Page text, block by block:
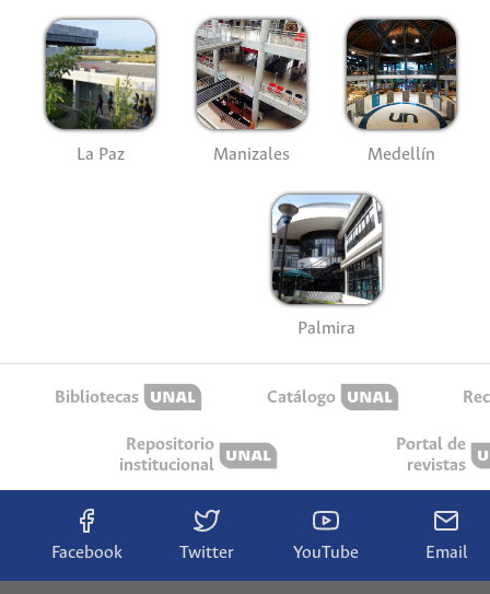
La Paz Manizales Medellín
Palmira
Bibliotecas Catálogo
Repositorio
institucional
Portal de
revistas
Facebook Twitter YouTube Email